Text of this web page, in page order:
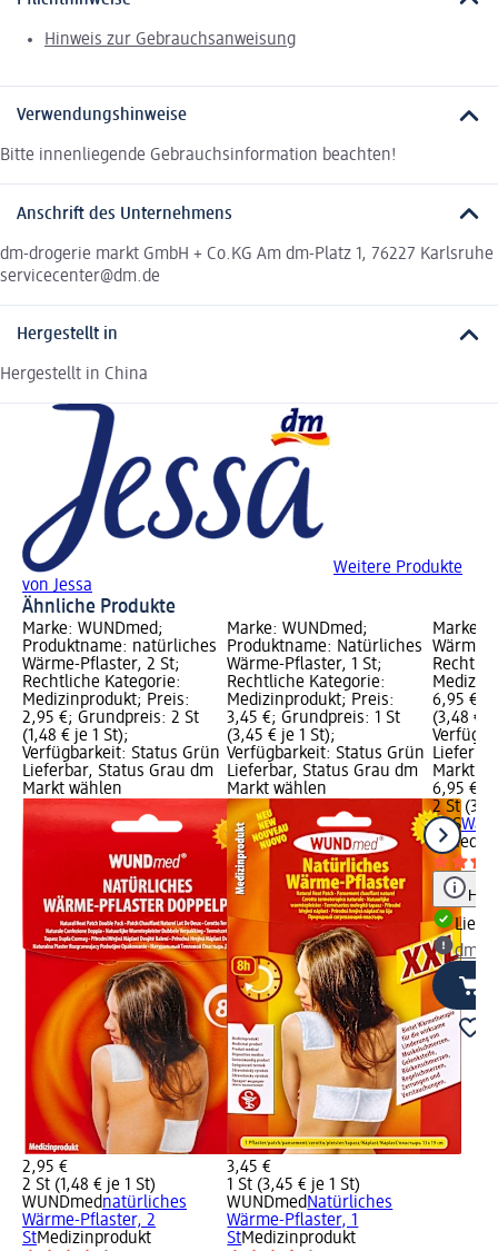
Hinweis zur Gebrauchsanweisung
Verwendungshinweise
Bitte innenliegende Gebrauchsinformation beachten!
Anschrift des Unternehmens
dm-drogerie markt GmbH + Co.KG Am dm-Platz 1, 76227 Karlsruhe
servicecenter@dm.de
Hergestellt in
Hergestellt in China
Weitere Produkte
von Jessa
Ähnliche Produkte
Marke: WUNDmed;
Produktname: natürliches
Wärme-Pflaster, 2 St;
Rechtliche Kategorie:
Medizinprodukt; Preis:
2,95 €; Grundpreis: 2 St
(1,48 € je 1 St);
Verfügbarkeit: Status Grün
Lieferbar, Status Grau dm
Markt wählen
2,95 €
2 St (1,48 € je 1 St)
WUNDmednatürliches
Wärme-Pflaster, 2
StMedizinprodukt
Marke: WUNDmed;
Produktname: Natürliches
Wärme-Pflaster, 1 St;
Rechtliche Kategorie:
Medizinprodukt; Preis:
3,45 €; Grundpreis: 1 St
(3,45 € je 1 St);
Verfügbarkeit: Status Grün
Lieferbar, Status Grau dm
Markt wählen
3,45 €
1 St (3,45 € je 1 St)
WUNDmedNatürliches
Wärme-Pflaster, 1
StMedizinprodukt
Marke:
Wärme-
6,95 €;
(3,48 €
Markt
6,95 €
2 St
SOS
St
dm